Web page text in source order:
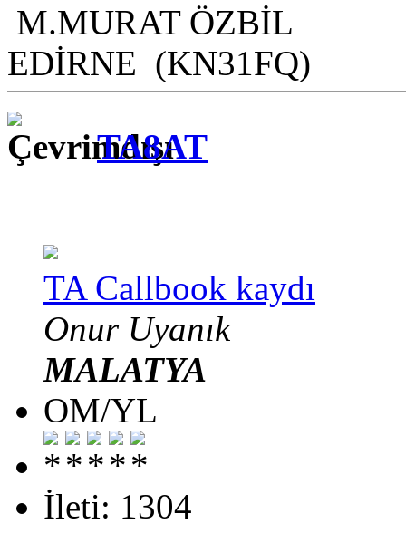
M.MURAT ÖZBİL
EDİRNE (KN31FQ)
TA8AT
TA Callbook kaydı
Onur Uyanık
MALATYA
OM/YL
İleti: 1304